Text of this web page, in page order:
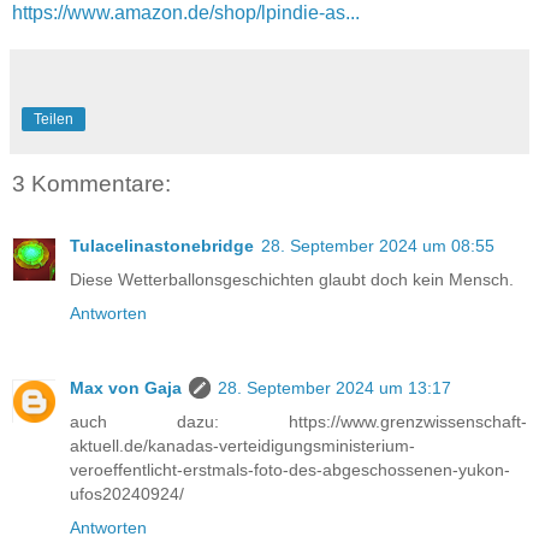
https://www.amazon.de/shop/lpindie-as...
Teilen
3 Kommentare:
Tulacelinastonebridge 28. September 2024 um 08:55
Diese Wetterballonsgeschichten glaubt doch kein Mensch.
Antworten
Max von Gaja
28. September 2024 um 13:17
auch dazu: https://www.grenzwissenschaft-
aktuell.de/kanadas-verteidigungsministerium-
veroeffentlicht-erstmals-foto-des-abgeschossenen-yukon-
ufos20240924/
Antworten